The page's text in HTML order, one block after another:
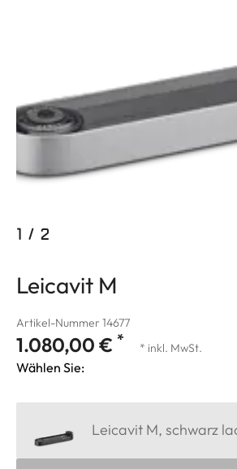
1 / 2
Leicavit M
Artikel-Nummer 14677
1.080,00 € * * inkl. MwSt.
Wählen Sie:
Leicavit M, schwarz